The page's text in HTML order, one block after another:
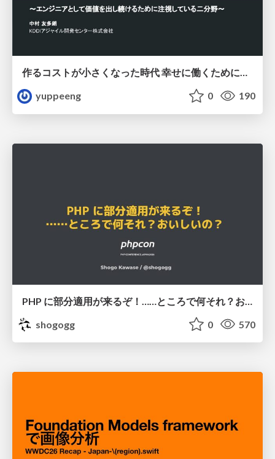
作るコストが小さくなった時代 幸せに働くために改めて考えたいこと 〜エンジニアとして価値を出し続けるために注視している二分野〜
yuppeeng
0 190
shogogg
0 570